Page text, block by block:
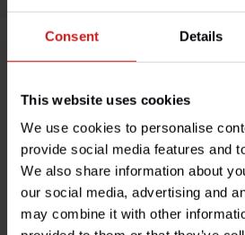
Consent Details
This website uses cookies
We use cookies to personalise
provide social media features and
We also share information about
our social media, advertising and
may combine it with other
Especificaciones
¿Tienes alguna pregunta
¿Necesita ayuda con su pedido? No